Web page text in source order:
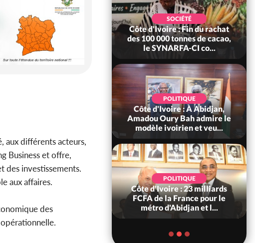
aux différents acteurs,
Business et offre,
des investissements.
aux affaires.
des
POLITIQUE
d'Ivoire : Fête nationale,
Ouattara accorde
la grâce à 4 661...
POLITIQUE
d'Ivoire : Décrispation ?
de Soro a recou...
SOCIÉTÉ
Côte d'Ivoire : Fin du rachat
des 100 000 tonnes de cacao,
le SYNARFA-CI co...
POLITIQUE
Côte d'Ivoire : À Abidjan,
Amadou Oury Bah admire le
modèle ivoirien et veu...
POLITIQUE
Côte d'Ivoire : 23 milliards
FCFA de la France pour le
métro d'Abidjan et l...